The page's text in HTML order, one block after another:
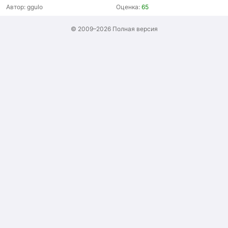
Автор: ggulo Оценка: 65
© 2009–2026 Полная версия